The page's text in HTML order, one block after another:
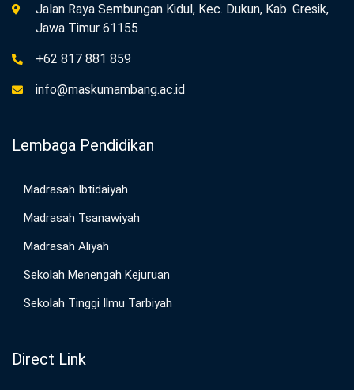
Jalan Raya Sembungan Kidul, Kec. Dukun, Kab. Gresik,
Jawa Timur 61155
+62 817 881 859
info@maskumambang.ac.id
Lembaga Pendidikan
Madrasah Ibtidaiyah
Madrasah Tsanawiyah
Madrasah Aliyah
Sekolah Menengah Kejuruan
Sekolah Tinggi Ilmu Tarbiyah
Direct Link